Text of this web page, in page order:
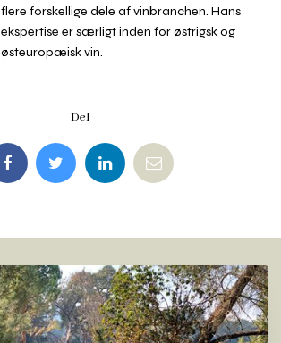
flere forskellige dele af vinbranchen. Hans
ekspertise er særligt inden for østrigsk og
østeuropæisk vin.
Del